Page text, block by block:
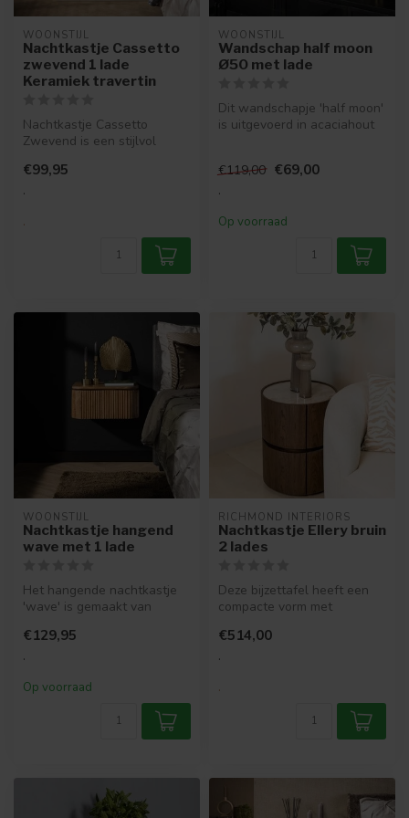
WOONSTIJL
Nachtkastje Cassetto
zwevend 1 lade
Keramiek travertin
Nachtkastje Cassetto
Zwevend is een stijlvol
eikenhout...
€99,95
.
.
WOONSTIJL
Wandschap half moon
Ø50 met lade
Dit wandschapje 'half moon'
is uitgevoerd in acaciahout
€119,00 €69,00
.
Op voorraad
WOONSTIJL
Nachtkastje hangend
wave met 1 lade
Het hangende nachtkastje
'wave' is gemaakt van
heeft een ...
€129,95
.
Op voorraad
RICHMOND INTERIORS
Nachtkastje Ellery bruin
2 lades
Deze bijzettafel heeft een
compacte vorm met
gesloten ui...
€514,00
.
.